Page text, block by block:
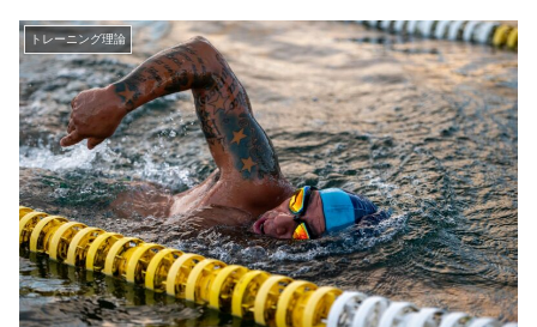
トレーニング理論